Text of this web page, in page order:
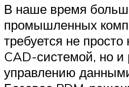
В наше время
промышленных
требуется не просто
CAD-системой, но
управлению